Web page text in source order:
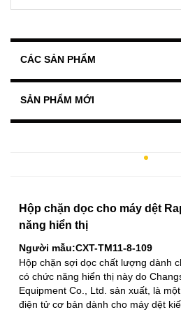
CÁC SẢN PHẨM
SẢN PHẨM MỚI
Hộp chặn dọc cho máy dệt
năng hiển thị
Người mẫu:CXT-TM11-8-109
Hộp chặn sợi dọc chất lượng dành
có chức năng hiển thị này do
Equipment Co., Ltd. sản xuất, là
điện tử cơ bản dành cho máy dệt